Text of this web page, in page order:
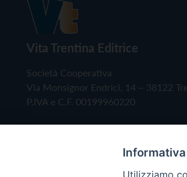
Vita Trentina Editrice
Società Cooperativa
Via Monsignor Endrici, 14 – 38122
P.IVA e C.F. 00199960220
Informativa